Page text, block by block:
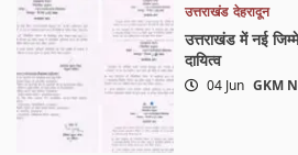
उत्तराखंड देहरादून
उत्तराखंड में नई
दायित्व
04 Jun GKM